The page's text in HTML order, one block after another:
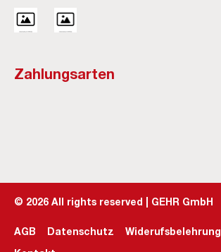
Zahlungsarten
© 2026 All rights reserved | GEHR GmbH
AGB Datenschutz Widerufsbelehrung